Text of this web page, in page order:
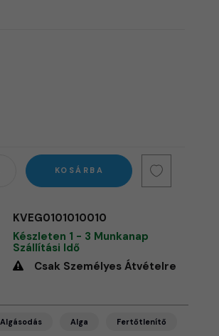
KOSÁRBA
KVEG0101010010
Készleten 1 - 3 Munkanap
Szállítási Idő
Csak Személyes Átvételre
Algásodás Alga Fertőtlenítő